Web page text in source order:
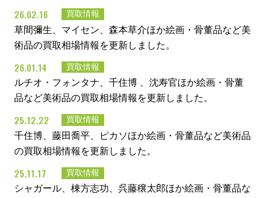
26.02.16 買取情報
草間彌生、マイセン、森本草介ほか絵画・骨董品など美
術品の買取相場情報を更新しました。
26.01.14 買取情報
ルチオ・フォンタナ、千住博 、沈寿官ほか絵画・骨董
品など美術品の買取相場情報を更新しました。
25.12.22 買取情報
千住博、藤田喬平、ピカソほか絵画・骨董品など美術品
の買取相場情報を更新しました。
25.11.17 買取情報
シャガール、棟方志功、呉藤穣太郎ほか絵画・骨董品な